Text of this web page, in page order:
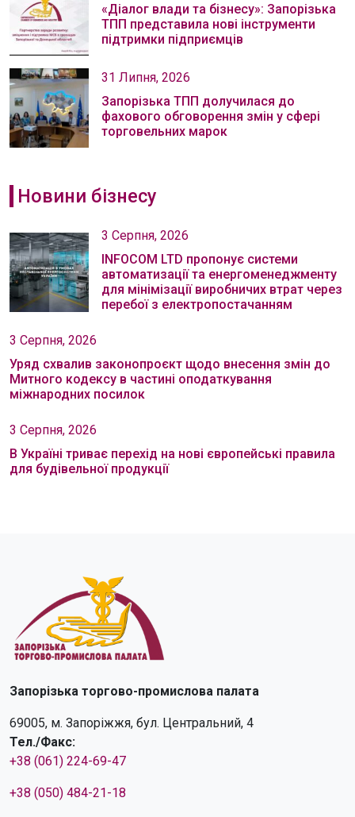
«Діалог влади та бізнесу»: Запорізька
ТПП представила нові інструменти
підтримки підприємців
31 Липня, 2026
Запорізька ТПП долучилася до
фахового обговорення змін у сфері
торговельних марок
Новини бізнесу
3 Серпня, 2026
INFOCOM LTD пропонує системи
автоматизації та енергоменеджменту
для мінімізації виробничих втрат через
перебої з електропостачанням
3 Серпня, 2026
Уряд схвалив законопроєкт щодо внесення змін до
Митного кодексу в частині оподаткування
міжнародних посилок
3 Серпня, 2026
В Україні триває перехід на нові європейські правила
для будівельної продукції
Запорізька торгово-промислова палата
69005, м. Запоріжжя, бул. Центральний, 4
Тел./Факс:
+38 (061) 224-69-47
+38 (050) 484-21-18